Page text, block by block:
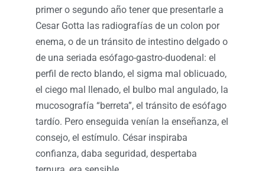
primer o segundo año tener que presentarle a
Cesar Gotta las radiografías de un colon por
enema, o de un tránsito de intestino delgado o
de una seriada esófago-gastro-duodenal: el
perfil de recto blando, el sigma mal oblicuado,
el ciego mal llenado, el bulbo mal angulado, la
mucosografía “berreta”, el tránsito de esófago
tardío. Pero enseguida venían la enseñanza, el
consejo, el estímulo. César inspiraba
confianza, daba seguridad, despertaba